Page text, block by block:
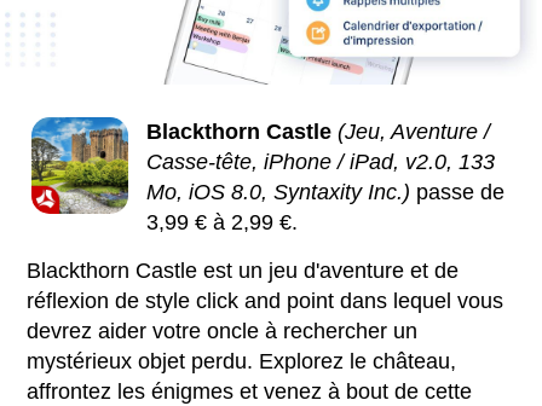
Blackthorn Castle (Jeu, Aventure /
Casse-tête, iPhone / iPad, v2.0, 133
Mo, iOS 8.0, Syntaxity Inc.) passe de
3,99 € à 2,99 €.
Blackthorn Castle est un jeu d'aventure et de
réflexion de style click and point dans lequel vous
devrez aider votre oncle à rechercher un
mystérieux objet perdu. Explorez le château,
affrontez les énigmes et venez à bout de cette